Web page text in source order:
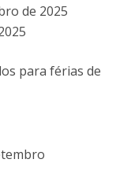
de 2025
para férias de